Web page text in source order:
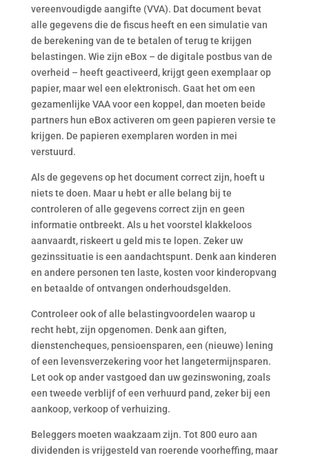
vereenvoudigde aangifte (VVA). Dat document bevat
alle gegevens die de fiscus heeft en een simulatie van
de berekening van de te betalen of terug te krijgen
belastingen. Wie zijn eBox – de digitale postbus van de
overheid – heeft geactiveerd, krijgt geen exemplaar op
papier, maar wel een elektronisch. Gaat het om een
gezamenlijke VAA voor een koppel, dan moeten beide
partners hun eBox activeren om geen papieren versie te
krijgen. De papieren exemplaren worden in mei
verstuurd.
Als de gegevens op het document correct zijn, hoeft u
niets te doen. Maar u hebt er alle belang bij te
controleren of alle gegevens correct zijn en geen
informatie ontbreekt. Als u het voorstel klakkeloos
aanvaardt, riskeert u geld mis te lopen. Zeker uw
gezinssituatie is een aandachtspunt. Denk aan kinderen
en andere personen ten laste, kosten voor kinderopvang
en betaalde of ontvangen onderhoudsgelden.
Controleer ook of alle belastingvoordelen waarop u
recht hebt, zijn opgenomen. Denk aan giften,
dienstencheques, pensioensparen, een (nieuwe) lening
of een levensverzekering voor het langetermijnsparen.
Let ook op ander vastgoed dan uw gezinswoning, zoals
een tweede verblijf of een verhuurd pand, zeker bij een
aankoop, verkoop of verhuizing.
Beleggers moeten waakzaam zijn. Tot 800 euro aan
dividenden is vrijgesteld van roerende voorheffing, maar